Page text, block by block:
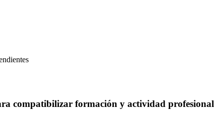
compatibilizar formación y actividad profesional